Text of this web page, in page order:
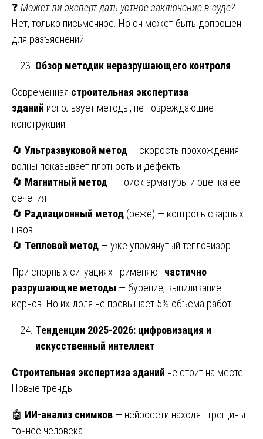
❓ Может ли эксперт дать устное заключение в суде?
Нет, только письменное. Но он может быть допрошен
для разъяснений.
Обзор методик неразрушающего контроля
Современная строительная экспертиза
зданий использует методы, не повреждающие
конструкции:
🔄 Ультразвуковой метод — скорость прохождения
волны показывает плотность и дефекты
🔄 Магнитный метод — поиск арматуры и оценка ее
сечения
🔄 Радиационный метод (реже) — контроль сварных
швов
🔄 Тепловой метод — уже упомянутый тепловизор
При спорных ситуациях применяют частично
разрушающие методы — бурение, выпиливание
кернов. Но их доля не превышает 5% объема работ.
Тенденции 2025-2026: цифровизация и
искусственный интеллект
Строительная экспертиза зданий не стоит на месте.
Новые тренды:
🤖 ИИ-анализ снимков — нейросети находят трещины
точнее человека